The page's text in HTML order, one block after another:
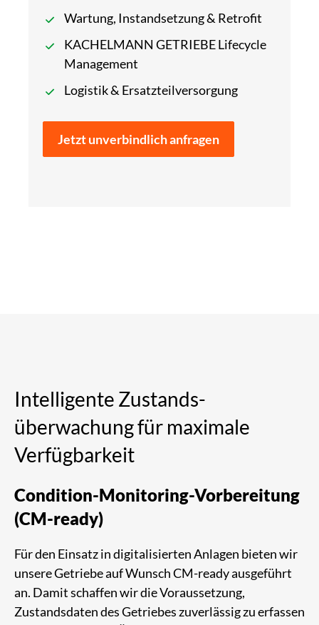
Wartung, Instandsetzung & Retrofit
KACHELMANN GETRIEBE Lifecycle
Management
Logistik & Ersatzteilversorgung
Jetzt unverbindlich anfragen
Intelli­gente Zustands­
überwachung für maxi­male
Verfüg­barkeit
Condition-Moni­toring-Vorbereitung
(CM-ready)
Für den Einsatz in digitalisierten Anlagen bieten wir
unsere Getriebe auf Wunsch CM-ready ausgeführt
an. Damit schaffen wir die Voraussetzung,
Zustandsdaten des Getriebes zuverlässig zu erfassen